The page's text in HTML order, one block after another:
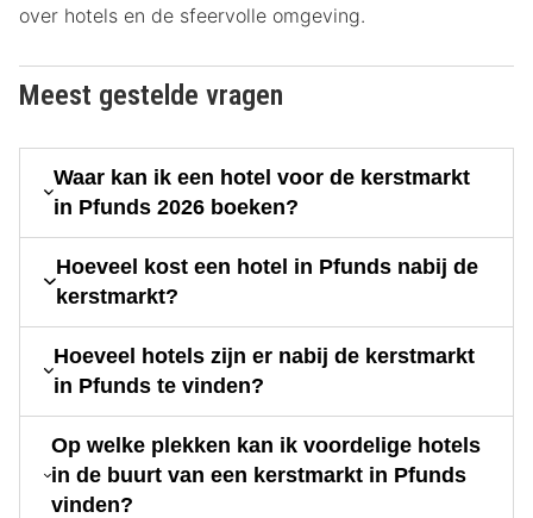
over hotels en de sfeervolle omgeving.
Meest gestelde vragen
Waar kan ik een hotel voor de kerstmarkt
in Pfunds 2026 boeken?
Hoeveel kost een hotel in Pfunds nabij de
kerstmarkt?
Hoeveel hotels zijn er nabij de kerstmarkt
in Pfunds te vinden?
Op welke plekken kan ik voordelige hotels
in de buurt van een kerstmarkt in Pfunds
vinden?